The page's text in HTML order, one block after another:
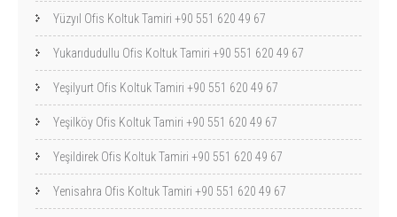
Yüzyıl Ofis Koltuk Tamiri +90 551 620 49 67
Yukarıdudullu Ofis Koltuk Tamiri +90 551 620 49 67
Yeşilyurt Ofis Koltuk Tamiri +90 551 620 49 67
Yeşilköy Ofis Koltuk Tamiri +90 551 620 49 67
Yeşildirek Ofis Koltuk Tamiri +90 551 620 49 67
Yenisahra Ofis Koltuk Tamiri +90 551 620 49 67